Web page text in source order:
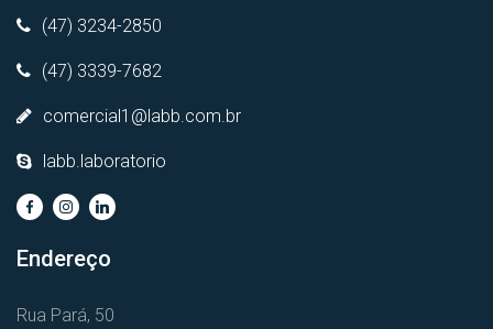
(47) 3234-2850
(47) 3339-7682
comercial1@labb.com.br
labb.laboratorio
Endereço
Rua Pará, 50